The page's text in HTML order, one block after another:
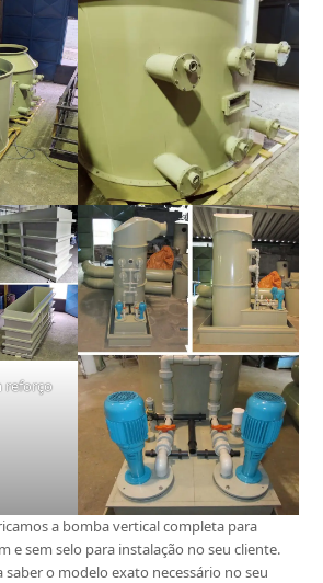
reforço
a bomba vertical completa para
e sem selo para instalação no seu cliente.
o modelo exato necessário no seu